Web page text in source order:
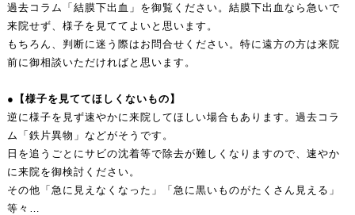
過去コラム「結膜下出血」を御覧ください。結膜下出血なら急いで
来院せず、様子を見ててよいと思います。
もちろん、判断に迷う際はお問合せください。特に遠方の方は来院
前に御相談いただければと思います。
●【様子を見ててほしくないもの】
逆に様子を見ず速やかに来院してほしい場合もあります。過去コラ
ム「鉄片異物」などがそうです。
日を追うごとにサビの沈着等で除去が難しくなりますので、速やか
に来院を御検討ください。
その他「急に見えなくなった」「急に黒いものがたくさん見える」
等々…